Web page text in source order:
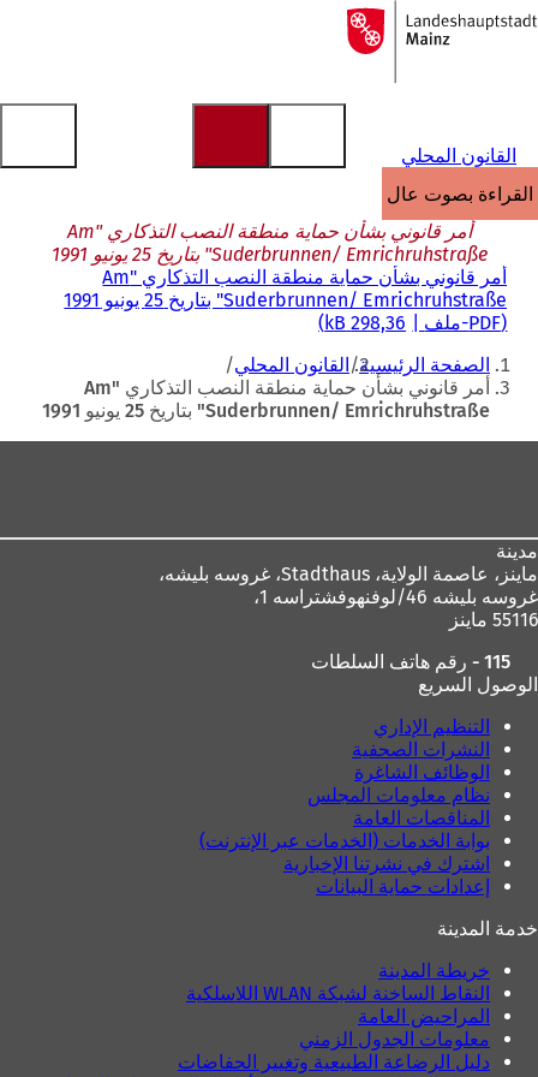
الانتقال إلى المحتوى
إلى
الصفحة
القانون المحلي
القراءة بصوت عالٍ
أمر قانوني بشأن حماية منطقة النصب التذكاري "Am
Suderbrunnen/ Emrichruhstraße" بتاريخ 25 يونيو 1991
أمر قانوني بشأن حماية منطقة النصب التذكاري "Am
Suderbrunnen/ Emrichruhstraße" بتاريخ 25 يونيو 1991
PDF-ملف 298,36 kB
أنت
هنا
الصفحة الرئيسية القانون المحلي
أمر قانوني بشأن حماية منطقة النصب التذكاري "Am
Suderbrunnen/ Emrichruhstraße" بتاريخ 25 يونيو 1991
مدينة
ماينز، عاصمة الولاية،
غروسه بليشه 46/لوفنهوفشتراسه 1،
55116 ماينز
115 - رقم هاتف السلطات
الوصول السريع
التنظيم الإداري
النشرات الصحفية
الوظائف الشاغرة
نظام معلومات المجلس
المناقصات العامة
بوابة الخدمات (الخدمات عبر الإنترنت)
اشترك في نشرتنا الإخبارية
إعدادات حماية البيانات
خدمة المدينة
خريطة المدينة
النقاط الساخنة لشبكة WLAN اللاسلكية
المراحيض العامة
معلومات الجدول الزمني
دليل الرضاعة الطبيعية وتغيير الحفاضات